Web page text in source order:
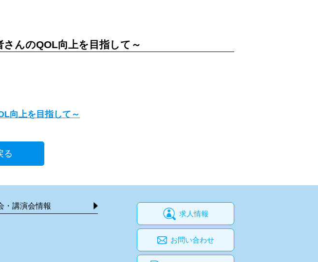
んのQOL向上を目指して～
向上を目指して～
る
・講演会情報
求人情報
お問い合わせ